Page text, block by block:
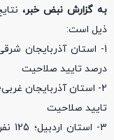
به گزارش نبض خبر،
ذیل است:
درصد تایید صلاحیت
تایید صلاحیت